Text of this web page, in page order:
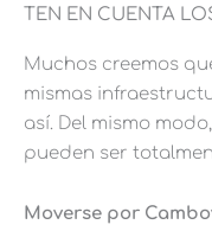
TEN EN CUENTA
Muchos creemos
mismas
así. Del mismo
pueden ser
Moverse por